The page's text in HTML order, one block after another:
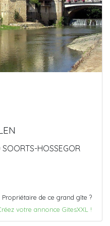
HOSSEGOR
Propriétaire de ce grand gîte ?
votre annonce GitesXXL !